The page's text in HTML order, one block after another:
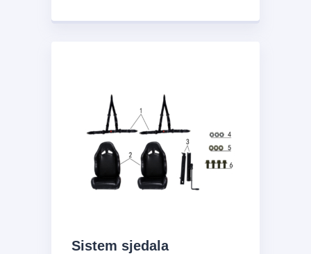
Sistem sjedala